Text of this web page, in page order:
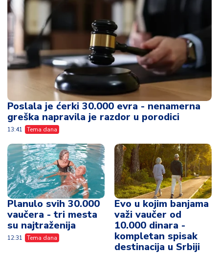
Poslala je ćerki 30.000 evra - nenamerna
greška napravila je razdor u porodici
13:41 Tema dana
Planulo svih 30.000
vaučera - tri mesta
su najtraženija
12:31 Tema dana
Evo u kojim banjama
važi vaučer od
10.000 dinara -
kompletan spisak
destinacija u Srbiji